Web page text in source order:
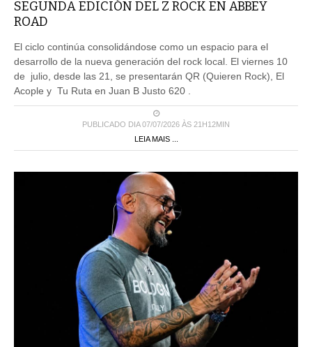
SEGUNDA EDICIÓN DEL Z ROCK EN ABBEY
ROAD
El ciclo continúa consolidándose como un espacio para el
desarrollo de la nueva generación del rock local. El viernes 10
de julio, desde las 21, se presentarán QR (Quieren Rock), El
Acople y Tu Ruta en Juan B Justo 620 .
PUBLICADO DIA 07/07/2026 ÀS 21H12MIN
LEIA MAIS ...